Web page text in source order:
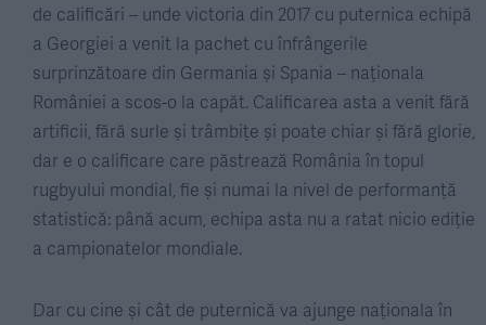
de calificări – unde victoria din 2017 cu puternica echipă
a Georgiei a venit la pachet cu înfrângerile
surprinzătoare din Germania și Spania – naționala
României a scos-o la capăt. Calificarea asta a venit fără
artificii, fără surle și trâmbițe și poate chiar și fără glorie,
dar e o calificare care păstrează România în topul
rugbyului mondial, fie și numai la nivel de performanță
statistică: până acum, echipa asta nu a ratat nicio ediție
a campionatelor mondiale.
Dar cu cine și cât de puternică va ajunge naționala în